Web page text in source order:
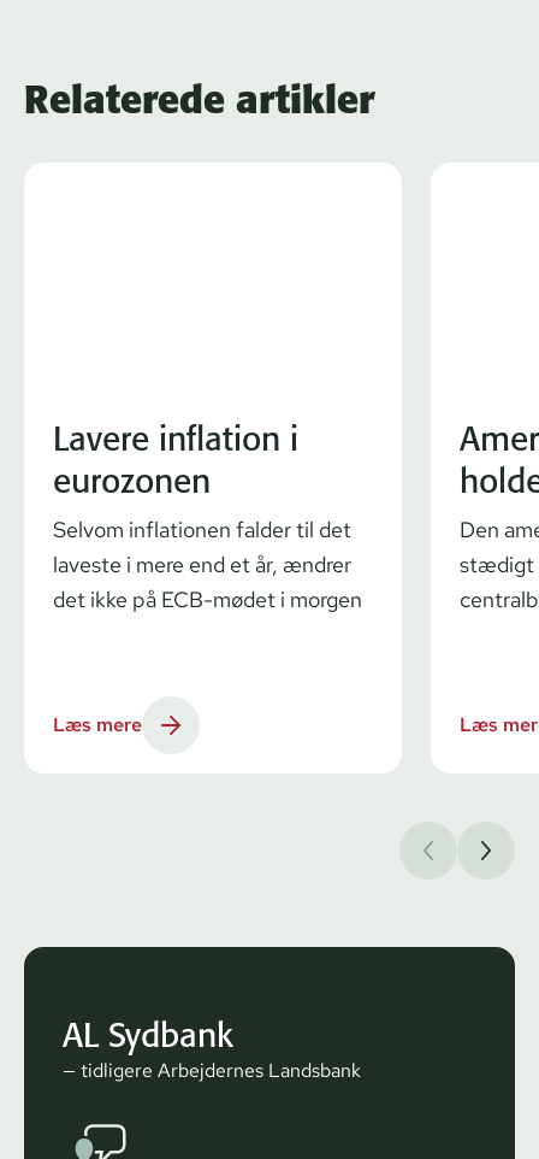
Relaterede artikler
Lavere inflation i
eurozonen
Selvom inflationen falder til det
laveste i mere end et år, ændrer
det ikke på ECB-mødet i morgen
Læs mere
Den
stædigt
Læs
AL Sydbank
— tidligere Arbejdernes Landsbank